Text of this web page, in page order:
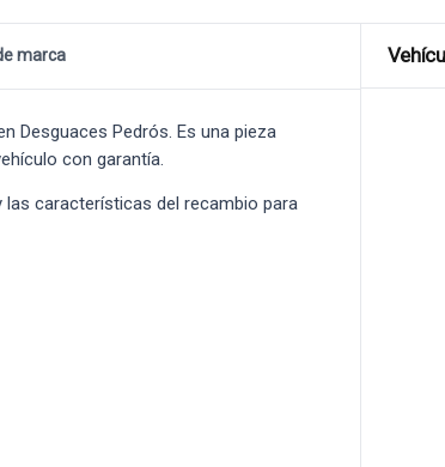
marca
Desguaces Pedrós. Es una pieza
con garantía.
las características del recambio para